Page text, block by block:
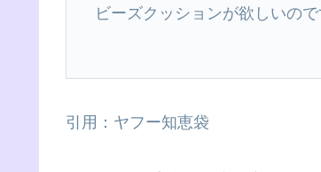
ビーズクッションが欲しいの
引用：ヤフー知恵袋